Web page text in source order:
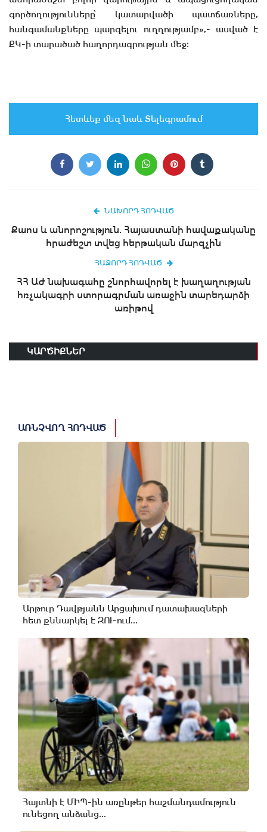
գործողությունները՝ կատարվածի պատճառները,
հանգամանքները պարզելու ուղղությամբ»,- ասված է
ՔԿ-ի տարածած հաղորդագրության մեջ։
Հետևեք մեզ նաև Տելեգրամում
ՆԱԽՈՐԴ ՀՈԴՎԱԾ
Քաոս և անորոշություն. Հայաստանի հավաքականը
հրաժեշտ տվեց հերթական մարզչին
ՀԱՋՈՐԴ ՀՈԴՎԱԾ
ՀՀ ԱԺ նախագահը շնորհավորել է խաղաղության
հռչակագրի ստորագրման առաջին տարեդարձի
առիթով
ԿԱՐԾԻՔՆԵՐ
ԱՌՆՉՎՈՂ ՀՈԴՎԱԾ
Արթուր Դավթյանն Արցախում դատախազների
հետ քննարկել է ԶՈՒ-ում...
Հայտնի է ՄԻՊ-ին առընթեր հաշմանդամություն
ունեցող անձանց...